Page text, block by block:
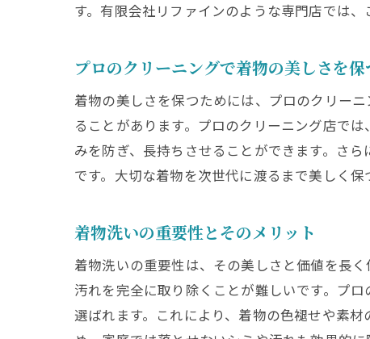
京都の着
専門
プ
専門
着
プ
着
ク
プロ
す。有限会社リファインのような専門店では
プロのクリーニングで着物の美しさを
着物の美しさを保つためには、プロのクリー
ることがあります。プロのクリーニング店で
みを防ぎ、長持ちさせることができます。さ
です。大切な着物を次世代に渡るまで美しく
着物洗いの重要性とそのメリット
着物洗いの重要性は、その美しさと価値を長
汚れを完全に取り除くことが難しいです。プ
選ばれます。これにより、着物の色褪せや素